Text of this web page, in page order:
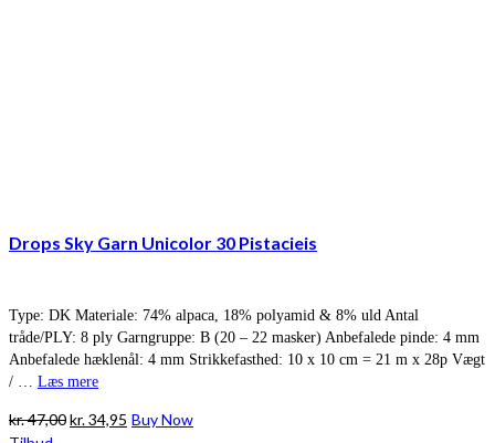
Drops Sky Garn Unicolor 30 Pistacieis
Type: DK Materiale: 74% alpaca, 18% polyamid & 8% uld Antal
tråde/PLY: 8 ply Garngruppe: B (20 – 22 masker) Anbefalede pinde: 4 mm
Anbefalede hæklenål: 4 mm Strikkefasthed: 10 x 10 cm = 21 m x 28p Vægt
/ … Læs mere
kr.47,00Den
kr.34,95 Den
Buy Now